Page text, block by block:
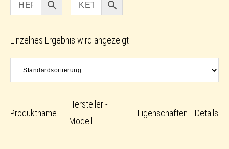
Einzelnes Ergebnis wird angezeigt
Produktname
Hersteller -
Modell
Eigenschaften Details